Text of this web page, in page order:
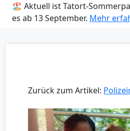
🏖️ Aktuell ist Tatort-
es ab 13 September. Mehr
Zurück zum Artikel: